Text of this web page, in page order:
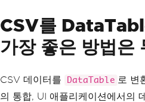
CSV를
가장 좋은 방법은
CSV 데이터를 DataTable 로 변
의 통합, UI 애플리케이션에서의